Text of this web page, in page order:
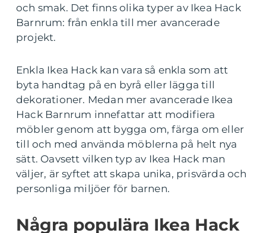
och smak. Det finns olika typer av Ikea Hack
Barnrum: från enkla till mer avancerade
projekt.
Enkla Ikea Hack kan vara så enkla som att
byta handtag på en byrå eller lägga till
dekorationer. Medan mer avancerade Ikea
Hack Barnrum innefattar att modifiera
möbler genom att bygga om, färga om eller
till och med använda möblerna på helt nya
sätt. Oavsett vilken typ av Ikea Hack man
väljer, är syftet att skapa unika, prisvärda och
personliga miljöer för barnen.
Några populära Ikea Hack